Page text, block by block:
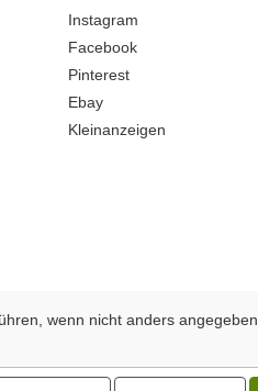
Instagram
Facebook
Pinterest
Ebay
Kleinanzeigen
wenn nicht anders angegeben.